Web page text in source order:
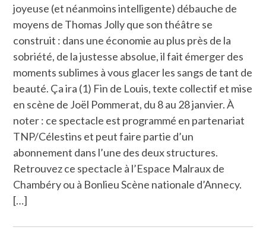
joyeuse (et néanmoins intelligente) débauche de
moyens de Thomas Jolly que son théâtre se
construit : dans une économie au plus près de la
sobriété, de la justesse absolue, il fait émerger des
moments sublimes à vous glacer les sangs de tant de
beauté. Ça ira (1) Fin de Louis, texte collectif et mise
en scène de Joël Pommerat, du 8 au 28 janvier. À
noter : ce spectacle est programmé en partenariat
TNP/Célestins et peut faire partie d’un
abonnement dans l’une des deux structures.
Retrouvez ce spectacle à l’Espace Malraux de
Chambéry ou à Bonlieu Scène nationale d’Annecy.
[…]